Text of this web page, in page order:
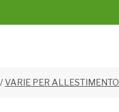
/VARIE PER ALLESTIMENTO